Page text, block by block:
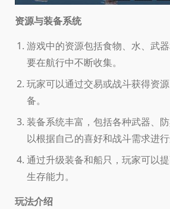
资源与装备系统
游戏中的资源包括食物、水、武
要在航行中不断收集。
玩家可以通过交易或战斗获得资
备。
装备系统丰富，包括各种武器、
以根据自己的喜好和战斗需求进行
通过升级装备和船只，玩家可以
生存能力。
玩法介绍